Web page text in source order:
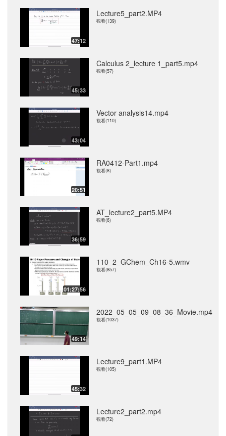
47:12
Lecture5_part2.MP4
觀看(139)
45:33
Calculus 2_lecture 1_part5.mp4
觀看(57)
43:04
Vector analysis14.mp4
觀看(110)
20:51
RA0412-Part1.mp4
觀看(8)
36:59
AT_lecture2_part5.MP4
觀看(6)
01:27:56
110_2_GChem_Ch16-5.wmv
觀看(857)
49:14
2022_05_05_09_08_36_Movie.mp4
觀看(1037)
45:32
Lecture9_part1.MP4
觀看(105)
Lecture2_part2.mp4
觀看(72)